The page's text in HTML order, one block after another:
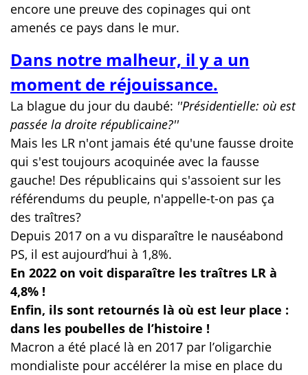
encore une preuve des copinages qui ont
amenés ce pays dans le mur.
Dans notre malheur, il y a un
moment de réjouissance.
La blague du jour du daubé: ''Présidentielle: où est
passée la droite républicaine?''
Mais les LR n'ont jamais été qu'une fausse droite
qui s'est toujours acoquinée avec la fausse
gauche! Des républicains qui s'assoient sur les
référendums du peuple, n'appelle-t-on pas ça
des traîtres?
Depuis 2017 on a vu disparaître le nauséabond
PS, il est aujourd’hui à 1,8%.
En 2022 on voit disparaître les traîtres LR à
4,8% !
Enfin, ils sont retournés là où est leur place :
dans les poubelles de l’histoire !
Macron a été placé là en 2017 par l’oligarchie
mondialiste pour accélérer la mise en place du